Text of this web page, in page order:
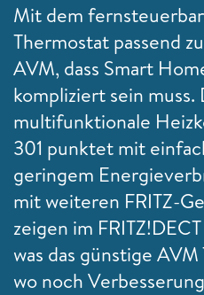
Mit dem
Thermostat passend
AVM, dass Smart
kompliziert sein muss.
multifunktionale
301 punktet mit
geringem
mit weiteren FRITZ-
zeigen im
was das günstige
wo noch